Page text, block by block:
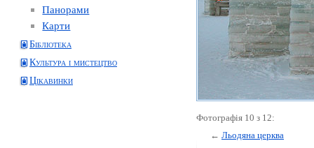
Панорами
Карти
Бібліотека
Культура і мистецтво
Цікавинки
Фотографія 10 з 12:
← Льодяна церква